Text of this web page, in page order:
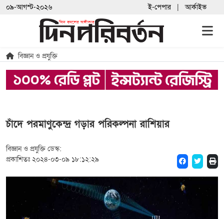
০৯-আগস্ট-২০২৬ ই-পেপার আর্কাইভ
বিজ্ঞান ও প্রযুক্তি
চাঁদে পরমাণুকেন্দ্র গড়ার পরিকল্পনা রাশিয়ার
বিজ্ঞান ও প্রযুক্তি ডেস্ক:
প্রকাশিতঃ ২০২৪-০৩-০৯ ১৮:১২:২৯